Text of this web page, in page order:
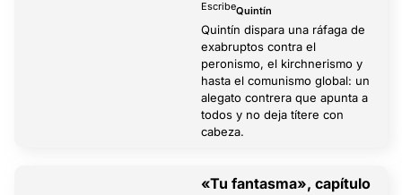
EscribeQuintín
Quintín dispara una ráfaga de
exabruptos contra el
peronismo, el kirchnerismo y
hasta el comunismo global: un
alegato contrera que apunta a
todos y no deja títere con
cabeza.
«Tu fantasma», capítulo